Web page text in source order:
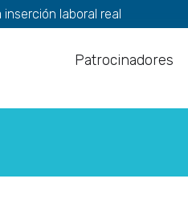
laboral real
Patrocinadores